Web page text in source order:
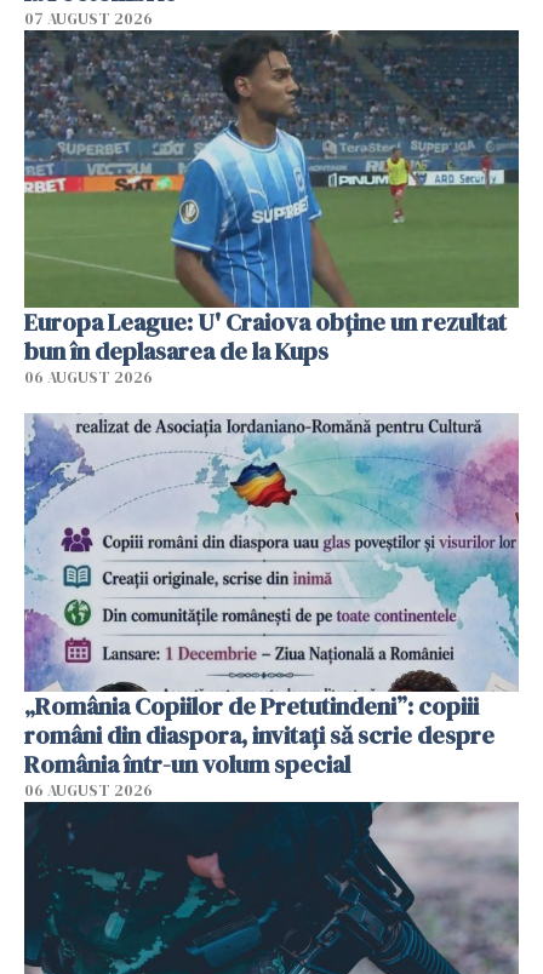
07 AUGUST 2026
Europa League: U' Craiova obține un rezultat
bun în deplasarea de la Kups
06 AUGUST 2026
„România Copiilor de Pretutindeni”: copiii
români din diaspora, invitați să scrie despre
România într-un volum special
06 AUGUST 2026